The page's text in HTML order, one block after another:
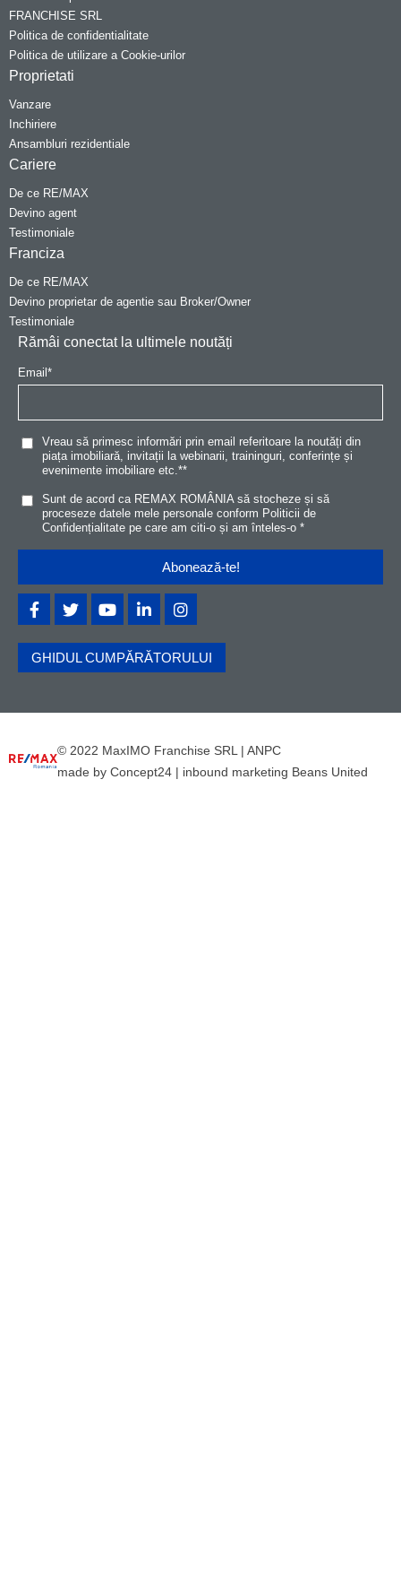
FRANCHISE SRL
Politica de confidentialitate
Politica de utilizare a Cookie-urilor
Proprietati
Vanzare
Inchiriere
Ansambluri rezidentiale
Cariere
De ce RE/MAX
Devino agent
Testimoniale
Franciza
De ce RE/MAX
Devino proprietar de agentie sau Broker/Owner
Testimoniale
Rămâi conectat la ultimele noutăți
Email *
Vreau să primesc informări prin email referitoare la noutăți din
piața imobiliară, invitații la webinarii, traininguri, conferințe și
evenimente imobiliare etc.**
Sunt de acord ca REMAX ROMÂNIA să stocheze și să
proceseze datele mele personale conform Politicii de
Confidențialitate pe care am citi-o și am înteles-o *
GHIDUL CUMPĂRĂTORULUI
© 2022 MaxIMO Franchise SRL | ANPC
made by Concept24| inbound marketing Beans United